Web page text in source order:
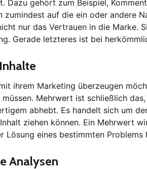
Dazu gehört zum Beispiel,
zumindest auf die ein oder andere
nur das Vertrauen in die Marke.
Gerade letzteres ist bei
ihrem Marketing überzeugen
müssen. Mehrwert ist schließlich
abhebt. Es handelt sich um
ziehen können. Ein Mehrwert
Lösung eines bestimmten Problems
Analysen